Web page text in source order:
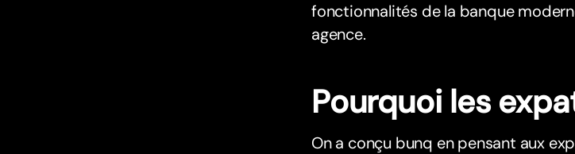
fonctionnalités de la banque
agence.
Pourquoi les
On a conçu bunq en pensant aux